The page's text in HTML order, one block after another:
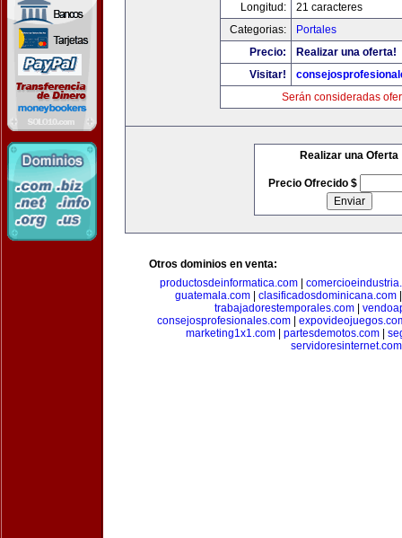
Longitud:
21 caracteres
Categorias:
Portales
Precio:
Realizar una oferta!
Visitar!
Serán consideradas
Realizar una Oferta
Precio Ofrecido $
Otros dominios en venta:
productosdeinformatica.com
guatemala.com| clasificadosdominicana.com
trabajadorestemporales.com
consejosprofesionales.com|
marketing1x1.com| partesdemotos.com|
servidoresinternet.com